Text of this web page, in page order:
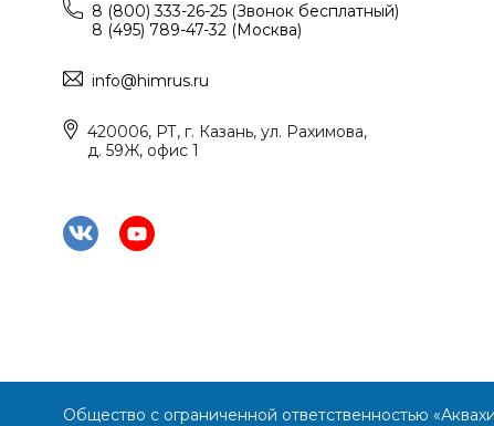
8 (800) 333-26-25 (Звонок бесплатный)
8 (495) 789-47-32 (Москва)
info@himrus.ru
420006, РТ, г. Казань, ул. Рахимова,
д. 59Ж, офис 1
Общество с ограниченной ответственностью